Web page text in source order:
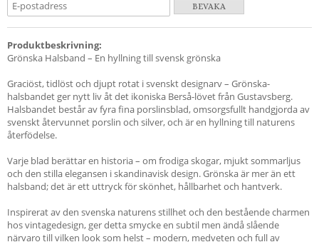
BEVAKA
Produktbeskrivning:
Grönska Halsband – En hyllning till svensk grönska
Graciöst, tidlöst och djupt rotat i svenskt designarv – Grönska-
halsbandet ger nytt liv åt det ikoniska Berså-lövet från Gustavsberg.
Halsbandet består av fyra fina porslinsblad, omsorgsfullt handgjorda av
svenskt återvunnet porslin och silver, och är en hyllning till naturens
återfödelse.
Varje blad berättar en historia – om frodiga skogar, mjukt sommarljus
och den stilla elegansen i skandinavisk design. Grönska är mer än ett
halsband; det är ett uttryck för skönhet, hållbarhet och hantverk.
Inspirerat av den svenska naturens stillhet och den bestående charmen
hos vintagedesign, ger detta smycke en subtil men ändå slående
närvaro till vilken look som helst – modern, medveten och full av